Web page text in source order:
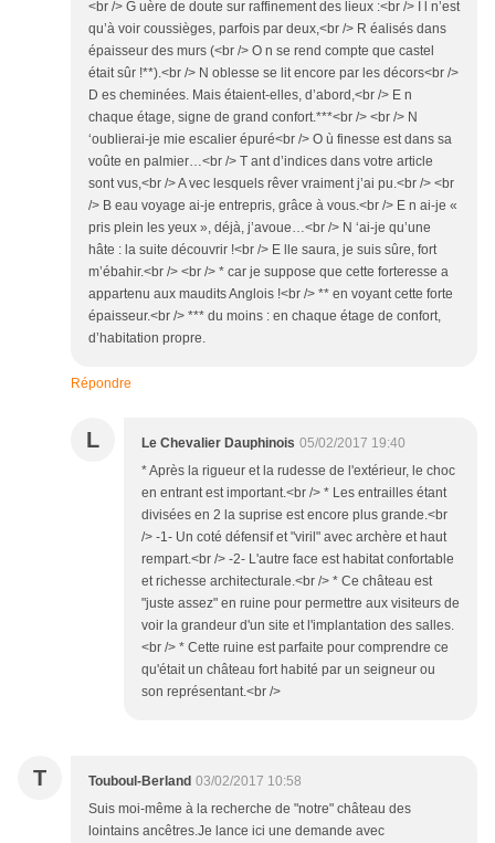
<br /> G uère de doute sur raffinement des lieux :<br /> I l n’est
qu’à voir coussièges, parfois par deux,<br /> R éalisés dans
épaisseur des murs (<br /> O n se rend compte que castel
était sûr !**).<br /> N oblesse se lit encore par les décors<br />
D es cheminées. Mais étaient-elles, d’abord,<br /> E n
chaque étage, signe de grand confort.***<br /> <br /> N
‘oublierai-je mie escalier épuré<br /> O ù finesse est dans sa
voûte en palmier…<br /> T ant d’indices dans votre article
sont vus,<br /> A vec lesquels rêver vraiment j’ai pu.<br /> <br
/> B eau voyage ai-je entrepris, grâce à vous.<br /> E n ai-je «
pris plein les yeux », déjà, j’avoue…<br /> N ‘ai-je qu’une
hâte : la suite découvrir !<br /> E lle saura, je suis sûre, fort
m’ébahir.<br /> <br /> * car je suppose que cette forteresse a
appartenu aux maudits Anglois !<br /> ** en voyant cette forte
épaisseur.<br /> *** du moins : en chaque étage de confort,
d’habitation propre.
Répondre
L Le Chevalier Dauphinois 05/02/2017 19:40
* Après la rigueur et la rudesse de l'extérieur, le choc
en entrant est important.<br /> * Les entrailles étant
divisées en 2 la suprise est encore plus grande.<br
/> -1- Un coté défensif et "viril" avec archère et haut
rempart.<br /> -2- L'autre face est habitat confortable
et richesse architecturale.<br /> * Ce château est
"juste assez" en ruine pour permettre aux visiteurs de
voir la grandeur d'un site et l'implantation des salles.
<br /> * Cette ruine est parfaite pour comprendre ce
qu'était un château fort habité par un seigneur ou
son représentant.<br />
T Touboul-Berland 03/02/2017 10:58
Suis moi-même à la recherche de "notre" château des
lointains ancêtres.Je lance ici une demande avec